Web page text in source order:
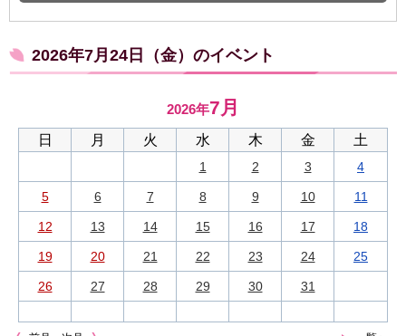
2026年7月24日（金）のイベント
2026年7月
日 月 火 水 木 金 土
1 2 3 4
5 6 7 8 9 10 11
12 13 14 15 16 17 18
19 20 21 22 23 24 25
26 27 28 29 30 31